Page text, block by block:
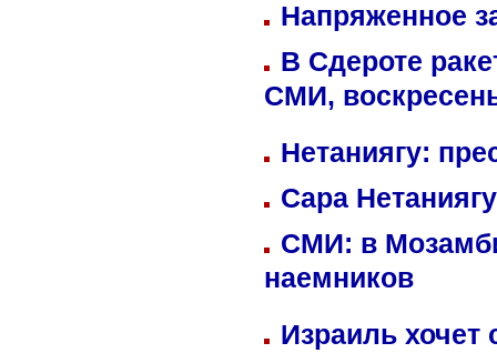
Напряженное
В Сдероте
СМИ,
Нетаниягу:
Сара
СМИ: в
наемников
Израиль хочет